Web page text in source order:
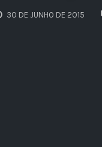
30 DE JUNHO DE 2015